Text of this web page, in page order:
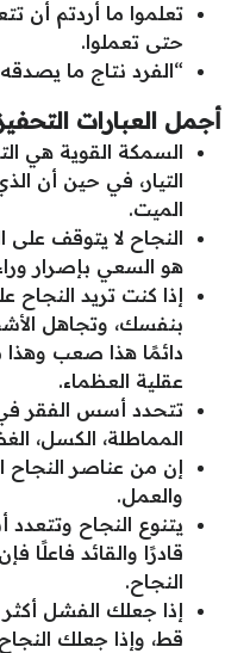
تعلموا ما أردتم أن
حتى تعملوا.
“الفرد نتاج ما
أجمل العبارات
السمكة القوية هي
التيار، في حين أن
الميت.
النجاح لا يتوقف على
هو السعي بإصرار
إذا كنت تريد النجاح
بنفسك، وتجاهل
دائمًا هذا صعب وهذا
عقلية العظماء.
تتحدد أسس الفقر في
المماطلة، الكسل،
إن من عناصر النجاح
والعمل.
يتنوع النجاح
قادرًا والقائد
النجاح.
إذا جعلك الفشل
قط، وإذا جعلك